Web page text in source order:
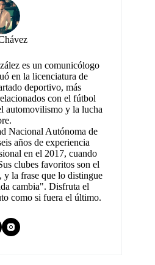
es un comunicólogo
en la licenciatura de
deportivo, más
con el fútbol
automovilismo y la lucha
Nacional Autónoma de
años de experiencia
en el 2017, cuando
clubes favoritos son el
la frase que lo distingue
cambia". Disfruta el
como si fuera el último.